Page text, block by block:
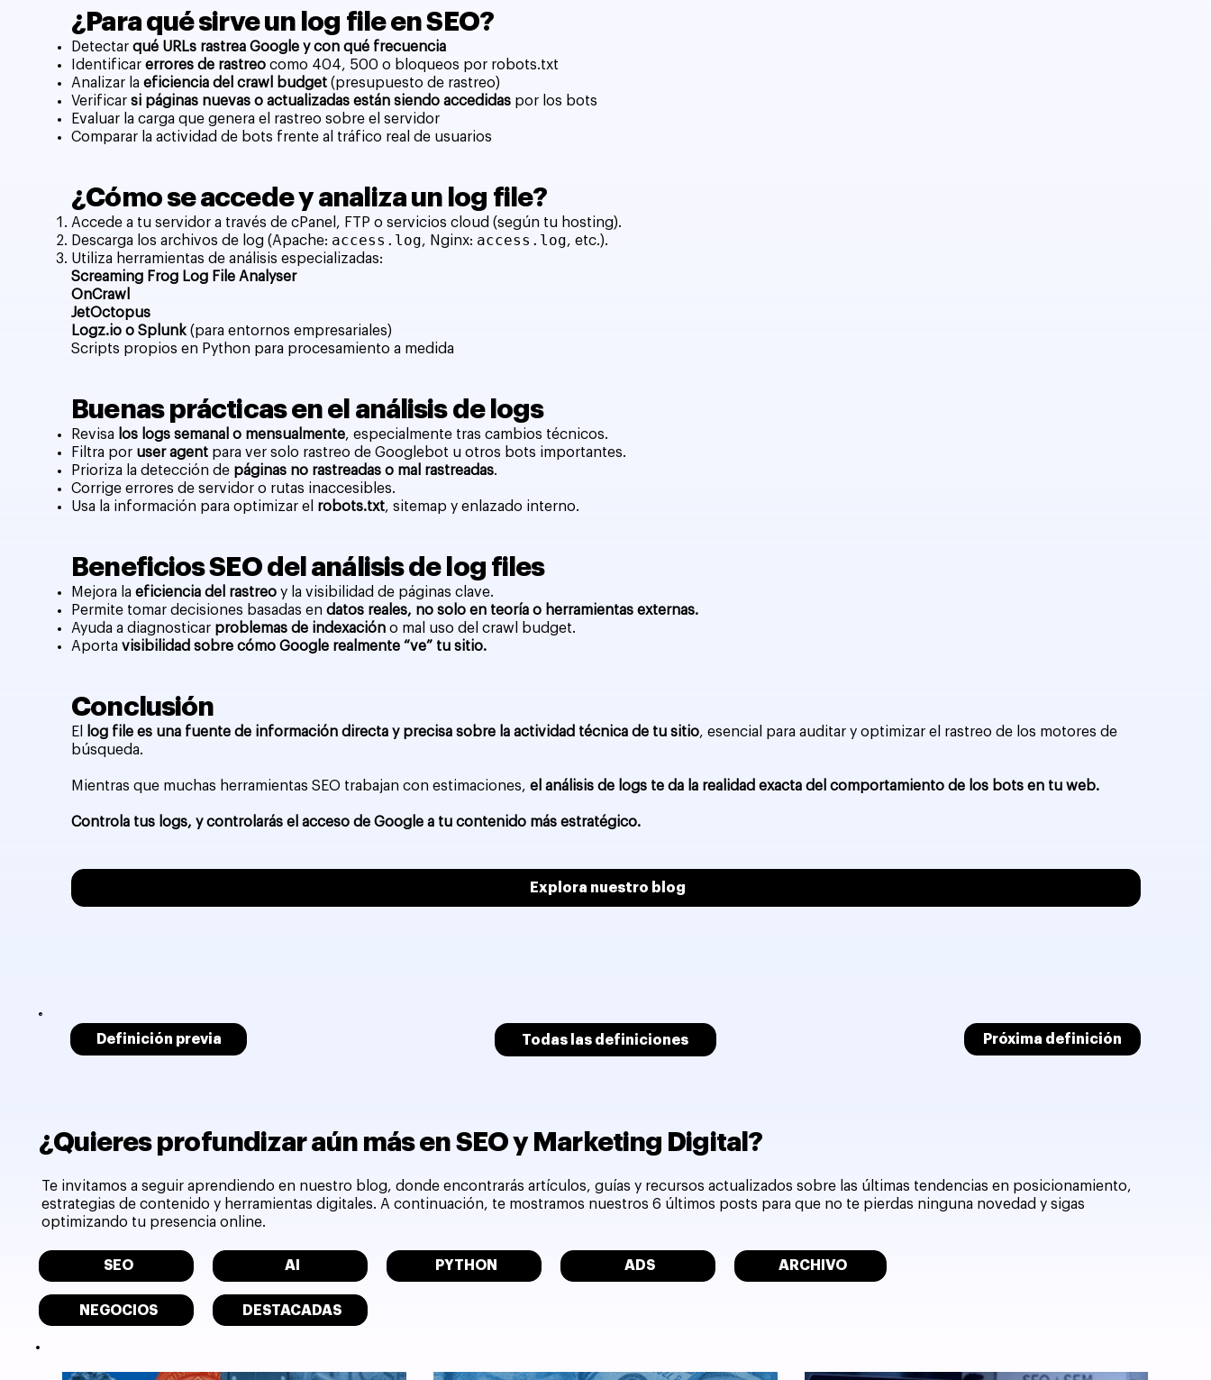
¿Para qué sirve un log file en SEO?
Detectarqué URLs rastrea Google y con qué frecuencia
Identificarerrores de rastreo como 404, 500 o bloqueos por robots.txt
Analizar laeficiencia del crawl budget (presupuesto de rastreo)
Verificarsi páginas nuevas o actualizadas están siendo accedidas por los bots
Evaluar la carga que genera el rastreo sobre el servidor
Comparar la actividad de bots frente al tráfico real de usuarios
¿Cómo se accede y analiza un log file?
Accede a tu servidor a través de cPanel, FTP o servicios cloud (según tu hosting).
Descarga los archivos de log (Apache: access.log, Nginx: access.log, etc.).
Utiliza herramientas de análisis especializadas:
Screaming Frog Log File Analyser
OnCrawl
JetOctopus
Logz.io o Splunk (para entornos empresariales)
Scripts propios en Python para procesamiento a medida
Buenas prácticas en el análisis de logs
Revisa los logs semanal o mensualmente, especialmente tras cambios técnicos.
Filtra por user agent para ver solo rastreo de Googlebot u otros bots importantes.
Prioriza la detección de páginas no rastreadas o mal rastreadas.
Corrige errores de servidor o rutas inaccesibles.
Usa la información para optimizar el robots.txt, sitemap y enlazado interno.
Beneficios SEO del análisis de log files
Mejora laeficiencia del rastreo y la visibilidad de páginas clave.
Permite tomar decisiones basadas endatos reales, no solo en teoría o herramientas externas.
Ayuda a diagnosticar problemas de indexación o mal uso del crawl budget.
Aportavisibilidad sobre cómo Google realmente “ve” tu sitio.
Conclusión
El log file es una fuente de información directa y precisa sobre la actividad técnica de tu sitio, esencial para auditar y optimizar el rastreo de los motores de
búsqueda.
Mientras que muchas herramientas SEO trabajan con estimaciones,el análisis de logs te da la realidad exacta del comportamiento de los bots en tu web.
Controla tus logs, y controlarás el acceso de Google a tu contenido más estratégico.
Explora nuestro blog
Definición previa Todas las definiciones Próxima definición
¿Quieres profundizar aún más en SEO y Marketing Digital?
Te invitamos a seguir aprendiendo en nuestro blog, donde encontrarás artículos, guías y recursos actualizados sobre las últimas tendencias en posicionamiento,
estrategias de contenido y herramientas digitales. A continuación, te mostramos nuestros 6 últimos posts para que no te pierdas ninguna novedad y sigas
optimizando tu presencia online.
SEO AI PYTHON ADS ARCHIVO
NEGOCIOS DESTACADAS